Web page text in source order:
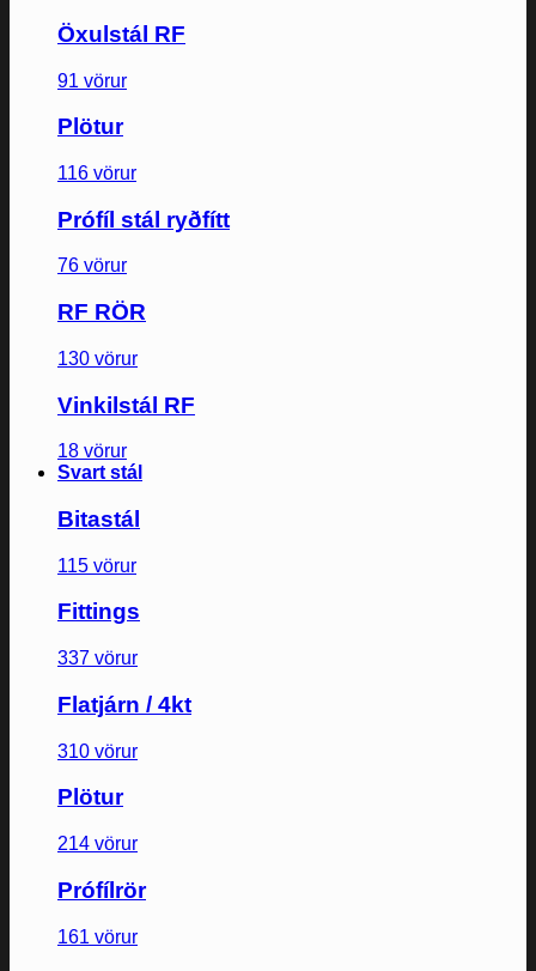
Öxulstál RF
91 vörur
Plötur
116 vörur
Prófíl stál ryðfítt
76 vörur
RF RÖR
130 vörur
Vinkilstál RF
18 vörur
Svart stál
Bitastál
115 vörur
Fittings
337 vörur
Flatjárn / 4kt
310 vörur
Plötur
214 vörur
Prófílrör
161 vörur